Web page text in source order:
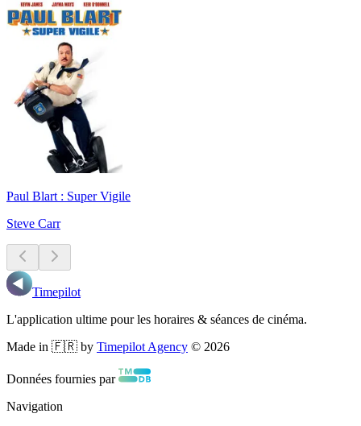
Paul Blart : Super Vigile
Steve Carr
Timepilot
L'application ultime pour les horaires & séances de cinéma.
Made in 🇫🇷 by Timepilot Agency © 2026
Données fournies par
Navigation